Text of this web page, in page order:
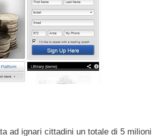
ad ignari cittadini un totale di 5